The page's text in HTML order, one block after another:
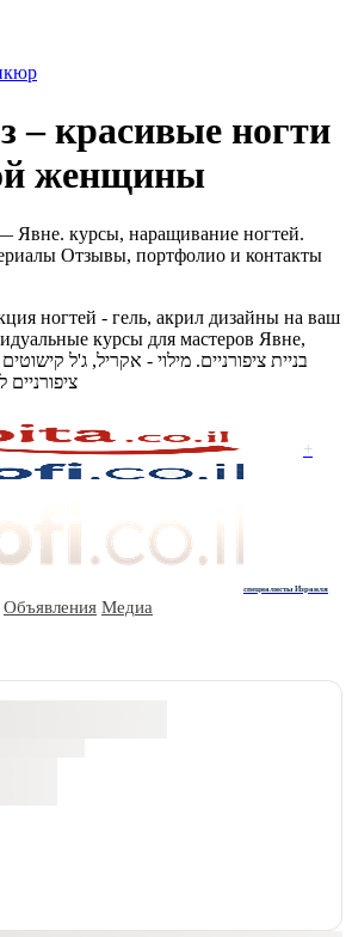
– красивые ногти
женщины
курсы, наращивание ногтей.
Отзывы, портфолио и контакты
ногтей - гель, акрил дизайны на ваш
курсы для мастеров Явне,
+
специалисты Израиля
Объявления Медиа